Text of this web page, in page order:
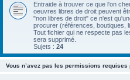
Entraide à trouver ce que l'on
oeuvres libres de droit peuvent
"non libres de droit" ce n'est
procurer (références, boutiques,
Tout fichier qui ne respecte pas
sera supprimé.
Sujets : 24
Vous n’avez pas les permissions